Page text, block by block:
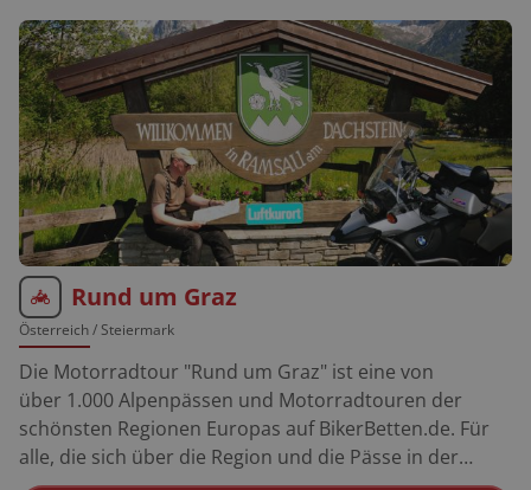
Konditoreien Österreichs. Probieren sollte man den
Stollen und den Kugelhupf.
Rund um Graz
Österreich/ Steiermark
Die Motorradtour "Rund um Graz" ist eine von
über 1.000 Alpenpässen und Motorradtouren der
schönsten Regionen Europas auf BikerBetten.de. Für
alle, die sich über die Region und die Pässe in der
Umgebung informieren möchten, empfehlen wir